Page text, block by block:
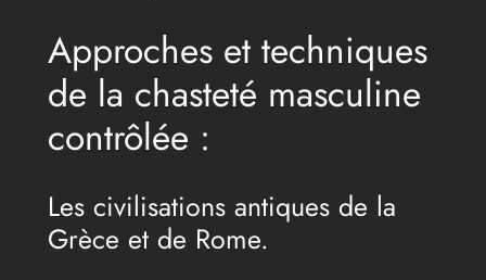
Approches et techniques
de la chasteté masculine
contrôlée :
Les civilisations antiques de la
Grèce et de Rome.